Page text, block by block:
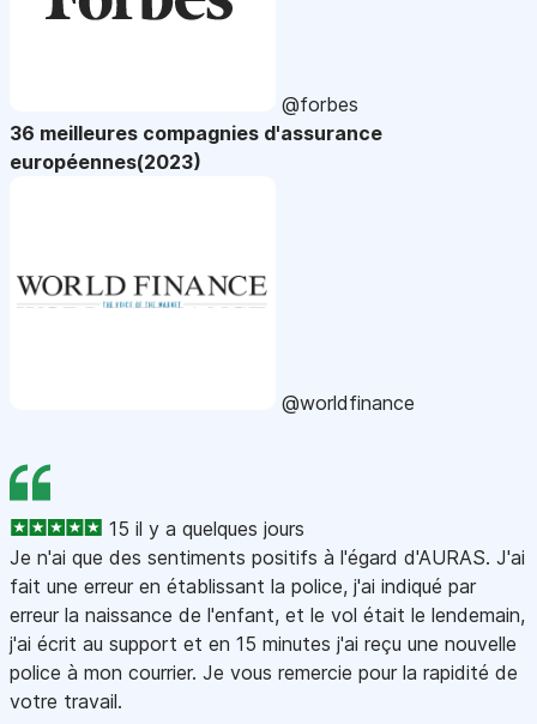
@forbes
36 meilleures compagnies d'assurance
européennes(2023)
@worldfinance
15 il y a quelques jours
Je n'ai que des sentiments positifs à l'égard d'AURAS. J'ai
fait une erreur en établissant la police, j'ai indiqué par
erreur la naissance de l'enfant, et le vol était le lendemain,
j'ai écrit au support et en 15 minutes j'ai reçu une nouvelle
police à mon courrier. Je vous remercie pour la rapidité de
votre travail.